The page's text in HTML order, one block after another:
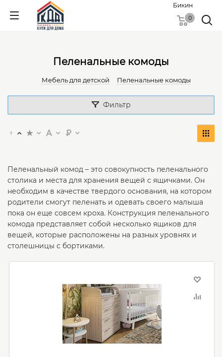
Бикин
0
Пеленальные комоды
Мебель для детской Пеленальные комоды
Фильтр
Пеленальный комод – это совокупность пеленального
столика и места для хранения вещей с ящичками. Он
необходим в качестве твердого основания, на котором
родители смогут пеленать и одевать своего малыша
пока он еще совсем кроха. Конструкция пеленального
комода представляет собой несколько ящиков для
вещей, которые расположены на разных уровнях и
столешницы с бортиками.